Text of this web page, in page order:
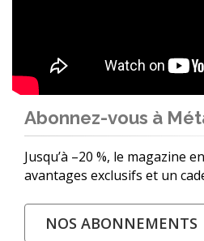
Abonnez-vous à
Jusqu’à –20 %, le magazine
avantages exclusifs et un
NOS ABONNEMENTS